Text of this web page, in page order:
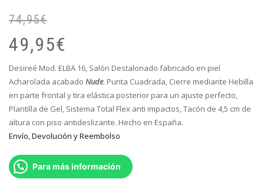
74,95€
49,95€
Desireé Mod. ELBA 16, Salón Destalonado fabricado en piel
Acharolada acabado Nude. Punta Cuadrada, Cierre mediante Hebilla
en parte frontal y tira elástica posterior para un ajuste perfecto,
Plantilla de Gel, Sistema Total Flex anti impactos, Tacón de 4,5 cm de
altura con piso antideslizante. Hecho en España.
Envío, Devolución y Reembolso
Para más información